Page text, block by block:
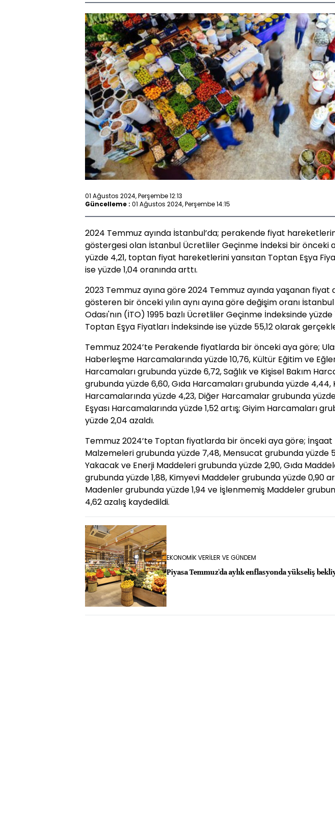
01 Ağustos 2024, Perşembe 12:13
Güncelleme : 01 Ağustos 2024, Perşembe 14:15
2024 Temmuz ayında İstanbul’da; perakende fiyat
göstergesi olan İstanbul Ücretliler Geçinme İndeksi bir önceki
yüzde 4,21, toptan fiyat hareketlerini yansıtan Toptan Eşya
ise yüzde 1,04 oranında arttı.
2023 Temmuz ayına göre 2024 Temmuz ayında yaşanan fiyat
gösteren bir önceki yılın aynı ayına göre değişim oranı
Odası'nın (İTO) 1995 bazlı Ücretliler Geçinme İndeksinde yüzde
Toptan Eşya Fiyatları İndeksinde ise yüzde 55,12 olarak
Temmuz 2024’te Perakende fiyatlarda bir önceki aya göre;
Haberleşme Harcamalarında yüzde 10,76, Kültür Eğitim ve
Harcamaları grubunda yüzde 6,72, Sağlık ve Kişisel Bakım
grubunda yüzde 6,60, Gıda Harcamaları grubunda yüzde 4,44,
Harcamalarında yüzde 4,23, Diğer Harcamalar grubunda
Eşyası Harcamalarında yüzde 1,52 artış; Giyim Harcamaları
yüzde 2,04 azaldı.
Temmuz 2024’te Toptan fiyatlarda bir önceki aya göre; İnşaat
Malzemeleri grubunda yüzde 7,48, Mensucat grubunda yüzde
Yakacak ve Enerji Maddeleri grubunda yüzde 2,90, Gıda
grubunda yüzde 1,88, Kimyevi Maddeler grubunda yüzde 0,90
Madenler grubunda yüzde 1,94 ve İşlenmemiş Maddeler
4,62 azalış kaydedildi.
EKONOMİK VERİLER VE GÜNDEM
Piyasa Temmuz'da aylık enflasyonda yükseliş